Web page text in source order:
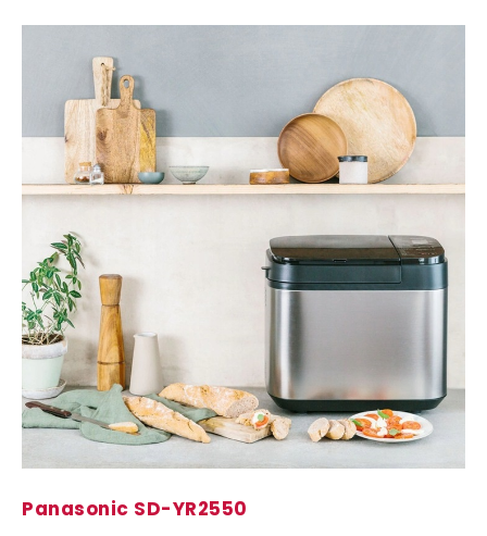
Panasonic SD-YR2550